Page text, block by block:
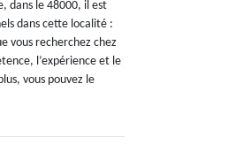
dans le 48000, il est
dans cette localité :
vous recherchez chez
l’expérience et le
vous pouvez le